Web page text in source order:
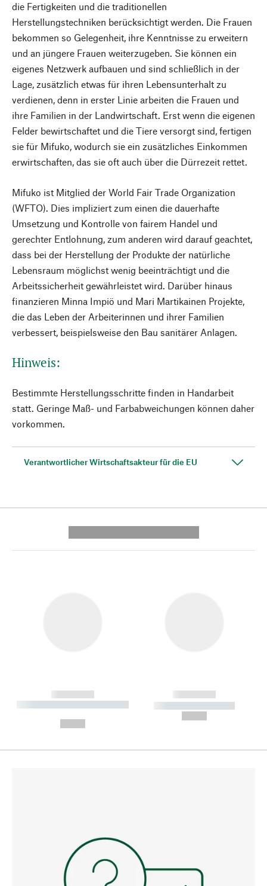
die Fertigkeiten und die traditionellen
Herstellungstechniken berücksichtigt werden. Die Frauen
bekommen so Gelegenheit, ihre Kenntnisse zu erweitern
und an jüngere Frauen weiterzugeben. Sie können ein
eigenes Netzwerk aufbauen und sind schließlich in der
Lage, zusätzlich etwas für ihren Lebensunterhalt zu
verdienen, denn in erster Linie arbeiten die Frauen und
ihre Familien in der Landwirtschaft. Erst wenn die eigenen
Felder bewirtschaftet und die Tiere versorgt sind, fertigen
sie für Mifuko, wodurch sie ein zusätzliches Einkommen
erwirtschaften, das sie oft auch über die Dürrezeit rettet.
Mifuko ist Mitglied der World Fair Trade Organization
(WFTO). Dies impliziert zum einen die dauerhafte
Umsetzung und Kontrolle von fairem Handel und
gerechter Entlohnung, zum anderen wird darauf geachtet,
dass bei der Herstellung der Produkte der natürliche
Lebensraum möglichst wenig beeinträchtigt und die
Arbeitssicherheit gewährleistet wird. Darüber hinaus
finanzieren Minna Impiö und Mari Martikainen Projekte,
die das Leben der Arbeiterinnen und ihrer Familien
verbessert, beispielsweise den Bau sanitärer Anlagen.
Hinweis:
Bestimmte Herstellungsschritte finden in Handarbeit
statt. Geringe Maß- und Farbabweichungen können daher
vorkommen.
Verantwortlicher Wirtschaftsakteur für die EU
------------
----------- ----------- --------
------------
----------- -----------